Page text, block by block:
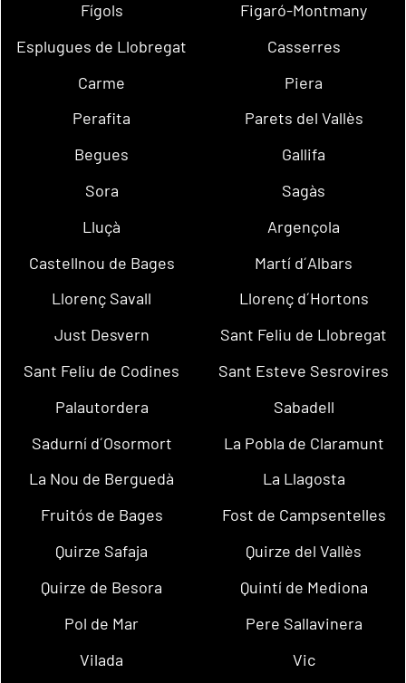
Fígols
Figaró-Montmany
Esplugues de Llobregat
Casserres
Carme
Piera
Perafita
Parets del Vallès
Begues
Gallifa
Sora
Sagàs
Lluçà
Argençola
Castellnou de Bages
Martí d´Albars
Llorenç Savall
Llorenç d´Hortons
Just Desvern
Sant Feliu de Llobregat
Sant Feliu de Codines
Sant Esteve Sesrovires
Palautordera
Sabadell
Sadurní d´Osormort
La Pobla de Claramunt
La Nou de Berguedà
La Llagosta
Fruitós de Bages
Fost de Campsentelles
Quirze Safaja
Quirze del Vallès
Quirze de Besora
Quintí de Mediona
Pol de Mar
Pere Sallavinera
Vilada
Vic